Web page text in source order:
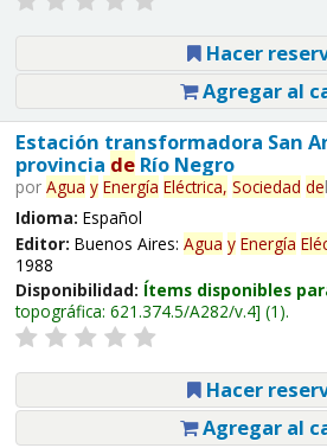
Hacer
Agregar al
Estación transformadora San
provincia deRío Negro
por Agua y Energía Eléctrica, Sociedad del
Idioma: Español
Editor: Buenos Aires: Agua y Energía
1988
Disponibilidad: Ítems disponibles
topográfica: 621.374.5/A282/v.4 (1).
Hacer
Agregar al